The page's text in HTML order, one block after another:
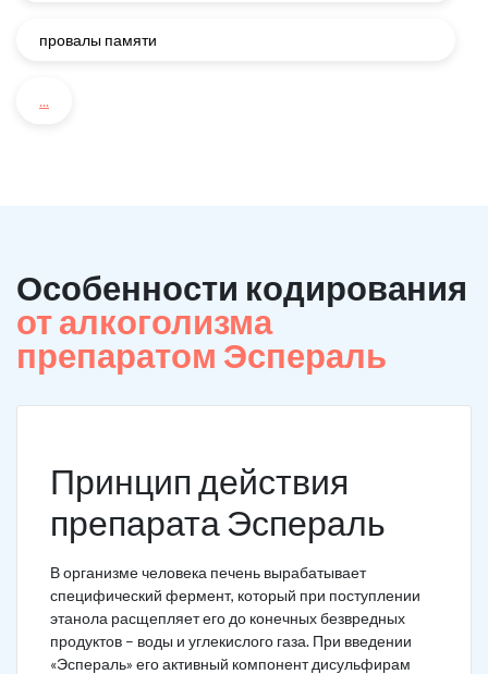
провалы памяти
...
Особенности кодирования
от алкоголизма
препаратом Эспераль
Принцип действия
препарата Эспераль
В организме человека печень вырабатывает
специфический фермент, который при поступлении
этанола расщепляет его до конечных безвредных
продуктов – воды и углекислого газа. При введении
«Эспераль» его активный компонент дисульфирам